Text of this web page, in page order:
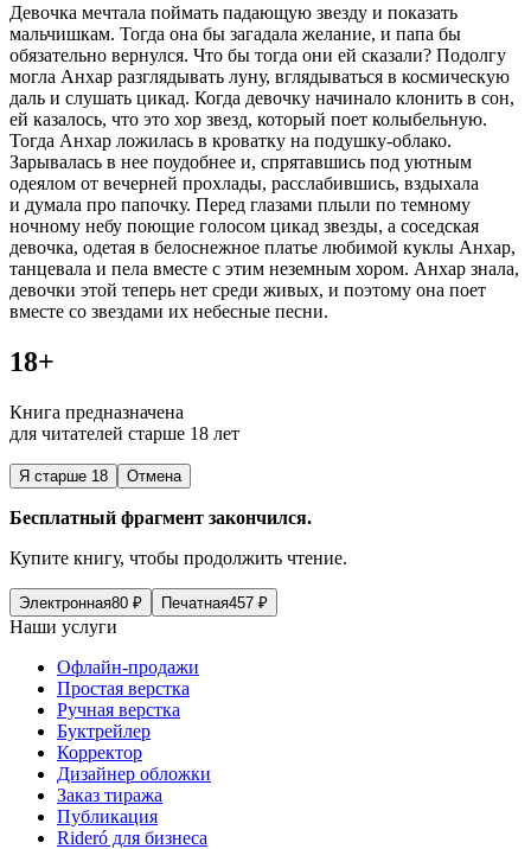
Девочка мечтала поймать падающую звезду и показать
мальчишкам. Тогда она бы загадала желание, и папа бы
обязательно вернулся. Что бы тогда они ей сказали? Подолгу
могла Анхар разглядывать луну, вглядываться в космическую
даль и слушать цикад. Когда девочку начинало клонить в сон,
ей казалось, что это хор звезд, который поет колыбельную.
Тогда Анхар ложилась в кроватку на подушку-облако.
Зарывалась в нее поудобнее и, спрятавшись под уютным
одеялом от вечерней прохлады, расслабившись, вздыхала
и думала про папочку. Перед глазами плыли по темному
ночному небу поющие голосом цикад звезды, а соседская
девочка, одетая в белоснежное платье любимой куклы Анхар,
танцевала и пела вместе с этим неземным хором. Анхар знала,
девочки этой теперь нет среди живых, и поэтому она поет
вместе со звездами их небесные песни.
18+
Книга предназначена
для читателей старше 18 лет
Я старше 18 Отмена
Бесплатный фрагмент закончился.
Купите книгу, чтобы продолжить чтение.
Электронная80 ₽ Печатная457 ₽
Наши услуги
Офлайн-продажи
Простая верстка
Ручная верстка
Буктрейлер
Корректор
Дизайнер обложки
Заказ тиража
Публикация
Rideró для бизнеса